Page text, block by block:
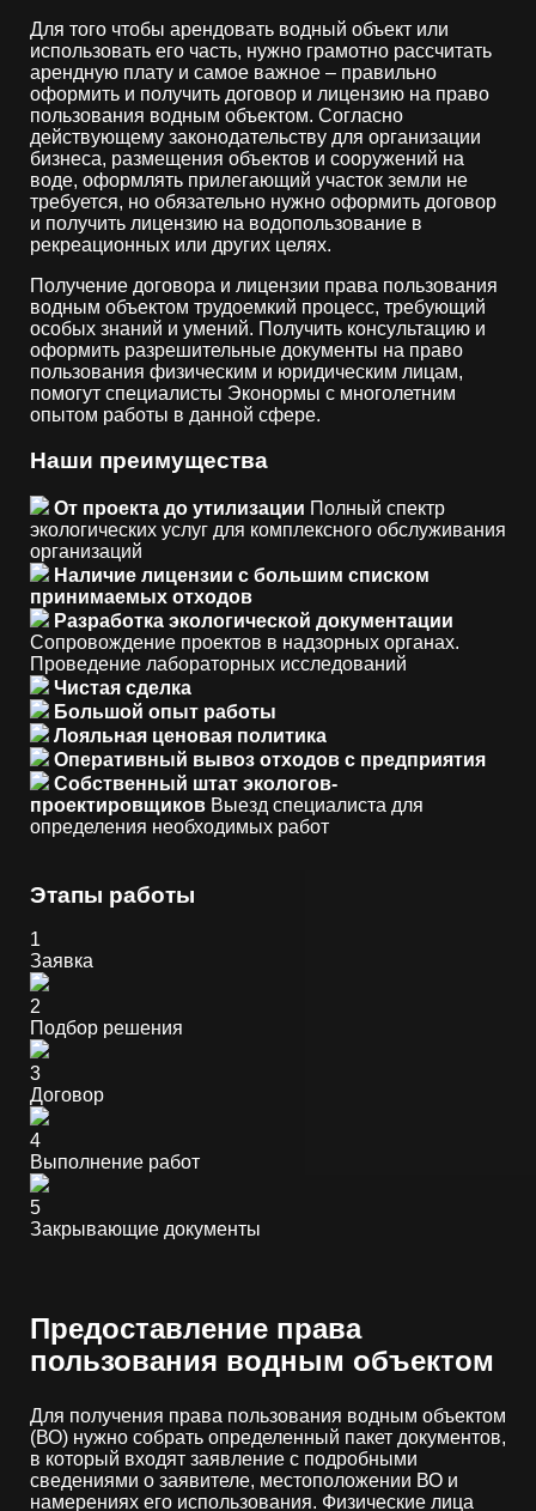
Для того чтобы арендовать водный объект или
использовать его часть, нужно грамотно рассчитать
арендную плату и самое важное – правильно
оформить и получить договор и лицензию на право
пользования водным объектом. Согласно
действующему законодательству для организации
бизнеса, размещения объектов и сооружений на
воде, оформлять прилегающий участок земли не
требуется, но обязательно нужно оформить договор
и получить лицензию на водопользование в
рекреационных или других целях.
Получение договора и лицензии права пользования
водным объектом трудоемкий процесс, требующий
особых знаний и умений. Получить консультацию и
оформить разрешительные документы на право
пользования физическим и юридическим лицам,
помогут специалисты Эконормы с многолетним
опытом работы в данной сфере.
Наши преимущества
От проекта до утилизации Полный спектр
экологических услуг для комплексного обслуживания
организаций
Наличие лицензии с большим списком
принимаемых отходов
Разработка экологической документации
Сопровождение проектов в надзорных органах.
Проведение лабораторных исследований
Чистая сделка
Большой опыт работы
Лояльная ценовая политика
Оперативный вывоз отходов с предприятия
Собственный штат экологов-
проектировщиков Выезд специалиста для
определения необходимых работ
Этапы работы
1
Заявка
2
Подбор решения
3
Договор
4
Выполнение работ
5
Закрывающие документы
Предоставление права
пользования водным объектом
Для получения права пользования водным объектом
(ВО) нужно собрать определенный пакет документов,
в который входят заявление с подробными
сведениями о заявителе, местоположении ВО и
намерениях его использования. Физические лица